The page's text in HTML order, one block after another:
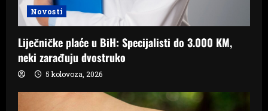
Novosti
Liječničke plaće u BiH: Specijalisti do 3.000 KM,
neki zarađuju dvostruko
5 kolovoza, 2026